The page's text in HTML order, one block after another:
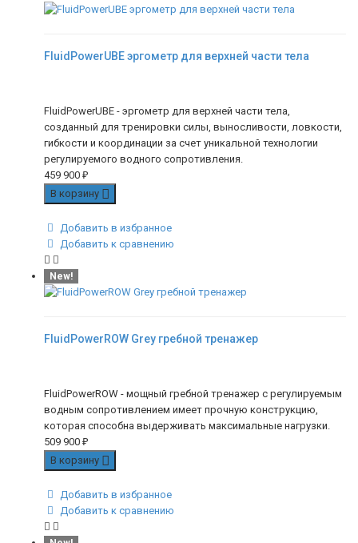
FluidPowerUBE эргометр для верхней части тела
FluidPowerUBE - эргометр для верхней части тела,
созданный для тренировки силы, выносливости, ловкости,
гибкости и координации за счет уникальной технологии
регулируемого водного сопротивления.
459 900 ₽
В корзину
Добавить в избранное
Добавить к сравнению
New!
FluidPowerROW Grey гребной тренажер
FluidPowerROW - мощный гребной тренажер с регулируемым
водным сопротивлением имеет прочную конструкцию,
которая способна выдерживать максимальные нагрузки.
509 900 ₽
В корзину
Добавить в избранное
Добавить к сравнению